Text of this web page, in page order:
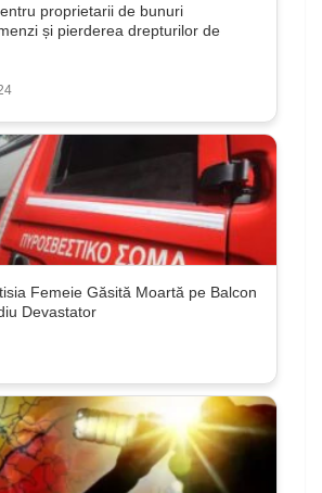
proprietarii de bunuri
și pierderea drepturilor de
Femeie Găsită Moartă pe Balcon
Devastator